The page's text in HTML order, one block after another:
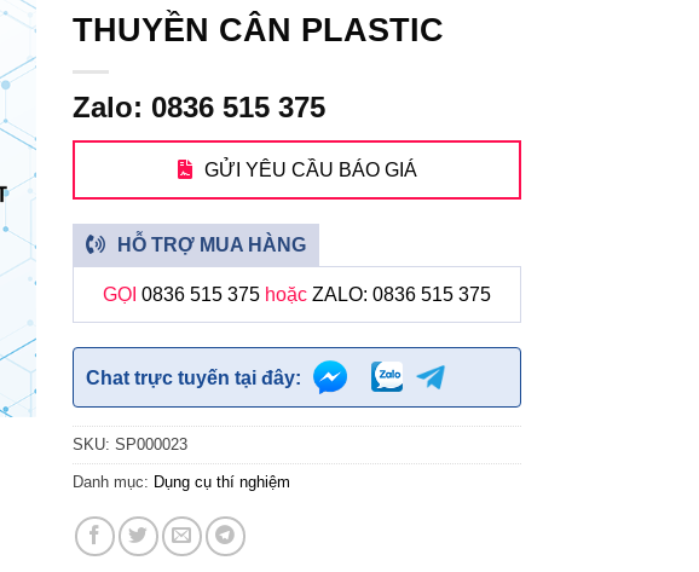
THUYỀN CÂN PLASTIC
Zalo: 0836 515 375
GỬI YÊU CẦU BÁO GIÁ
HỖ TRỢ MUA HÀNG
GỌI0836 515 375 hoặcZALO: 0836 515 375
Chat trực tuyến tại đây:
SKU:SP000023
Danh mục: Dụng cụ thí nghiệm